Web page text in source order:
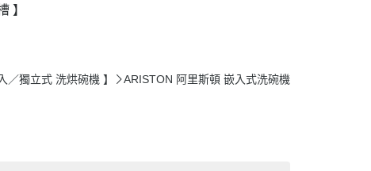
】
【 嵌入／獨立式 洗烘碗機 】 ARISTON 阿里斯頓 嵌入式洗碗機